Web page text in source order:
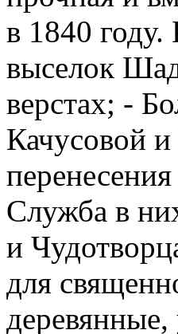
в 1840
выселок
верстах; -
Качусовой
Служба в
и
для